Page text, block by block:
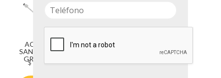
ACOPLE
SANITARIO
GRIPLAS
$1.650 $1.500